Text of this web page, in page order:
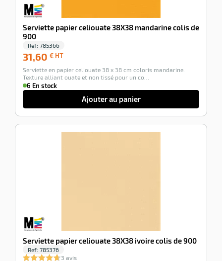
Serviette papier celiouate 38X38 mandarine colis de
900
Ref: 785366
31,60 € HT
HT
Serviette en papier celiouate 38 x 38 cm coloris mandarine.
Texture alliant ouate et non tissé pour un co…
6 En stock
Ajouter au panier
Serviette papier celiouate 38X38 ivoire colis de 900
Ref: 785376
3 avis